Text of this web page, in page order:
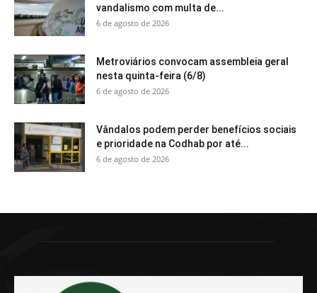
vandalismo com multa de...
6 de agosto de 2026
Metroviários convocam assembleia geral
nesta quinta-feira (6/8)
6 de agosto de 2026
Vândalos podem perder benefícios sociais
e prioridade na Codhab por até...
6 de agosto de 2026